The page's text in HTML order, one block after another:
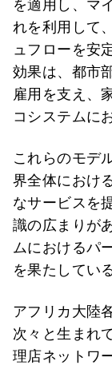
を適用し、マ
れを利用して
ュフローを安
効果は、都市
雇用を支え、
コシステムに
これらのモデ
界全体におけ
なサービスを
識の広まりが
ムにおけるパ
を果たしてい
アフリカ大陸
次々と生まれ
理店ネットワ